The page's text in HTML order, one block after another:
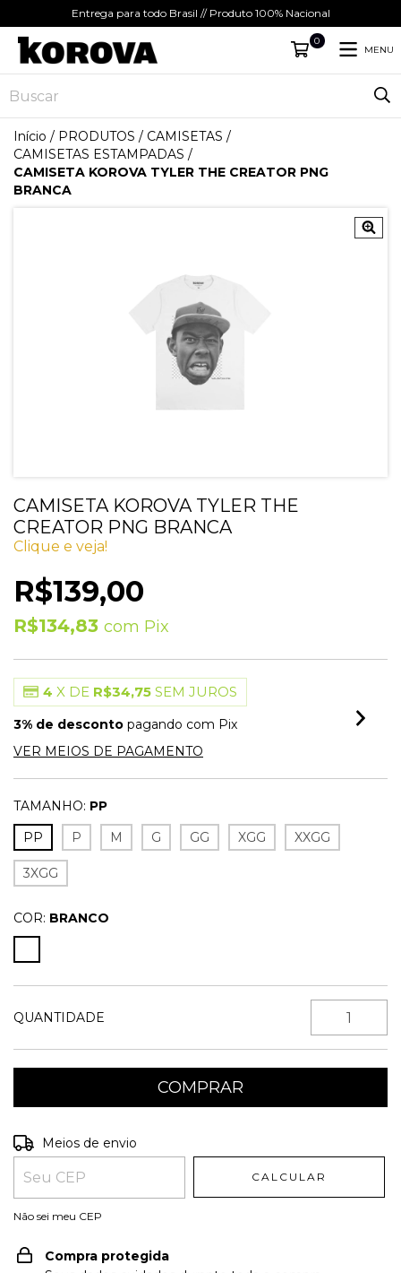
Entrega para todo Brasil // Produto 100% Nacional
0
MENU
Início / PRODUTOS / CAMISETAS /
CAMISETAS ESTAMPADAS /
CAMISETA KOROVA TYLER THE CREATOR PNG
BRANCA
CAMISETA KOROVA TYLER THE
CREATOR PNG BRANCA
Clique e veja!
R$139,00
R$134,83 com Pix
4 X DE R$34,75 SEM JUROS
3% de desconto pagando com Pix
VER MEIOS DE PAGAMENTO
TAMANHO: PP
PP
P M G GG XGG XXGG
3XGG
COR: BRANCO
QUANTIDADE
Entregas para o CEP:
Meios de envio
CALCULAR
Não sei meu CEP
Compra protegida